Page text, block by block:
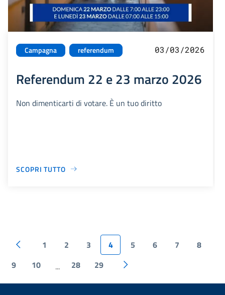
Campagna referendum 03/03/2026
Referendum 22 e 23 marzo 2026
Non dimenticarti di votare. È un tuo diritto
SCOPRI TUTTO
1 2 3 4 5 6 7
8
9
10 ... 28 29